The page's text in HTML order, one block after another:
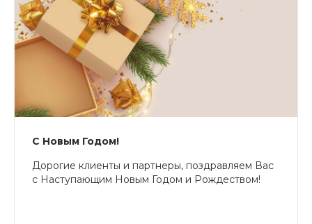
С Новым Годом!
Дорогие клиенты и партнеры, поздравляем Вас
с Наступающим Новым Годом и Рождеством!